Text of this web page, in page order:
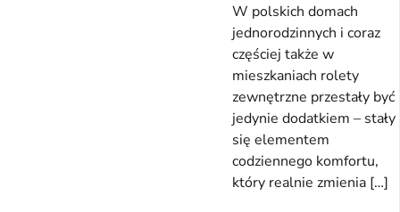
W polskich domach
jednorodzinnych i coraz
częściej także w
mieszkaniach rolety
zewnętrzne przestały być
jedynie dodatkiem – stały
się elementem
codziennego komfortu,
który realnie zmienia […]